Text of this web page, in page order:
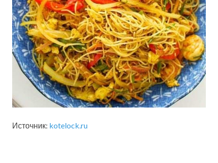
Источник: kotelock.ru